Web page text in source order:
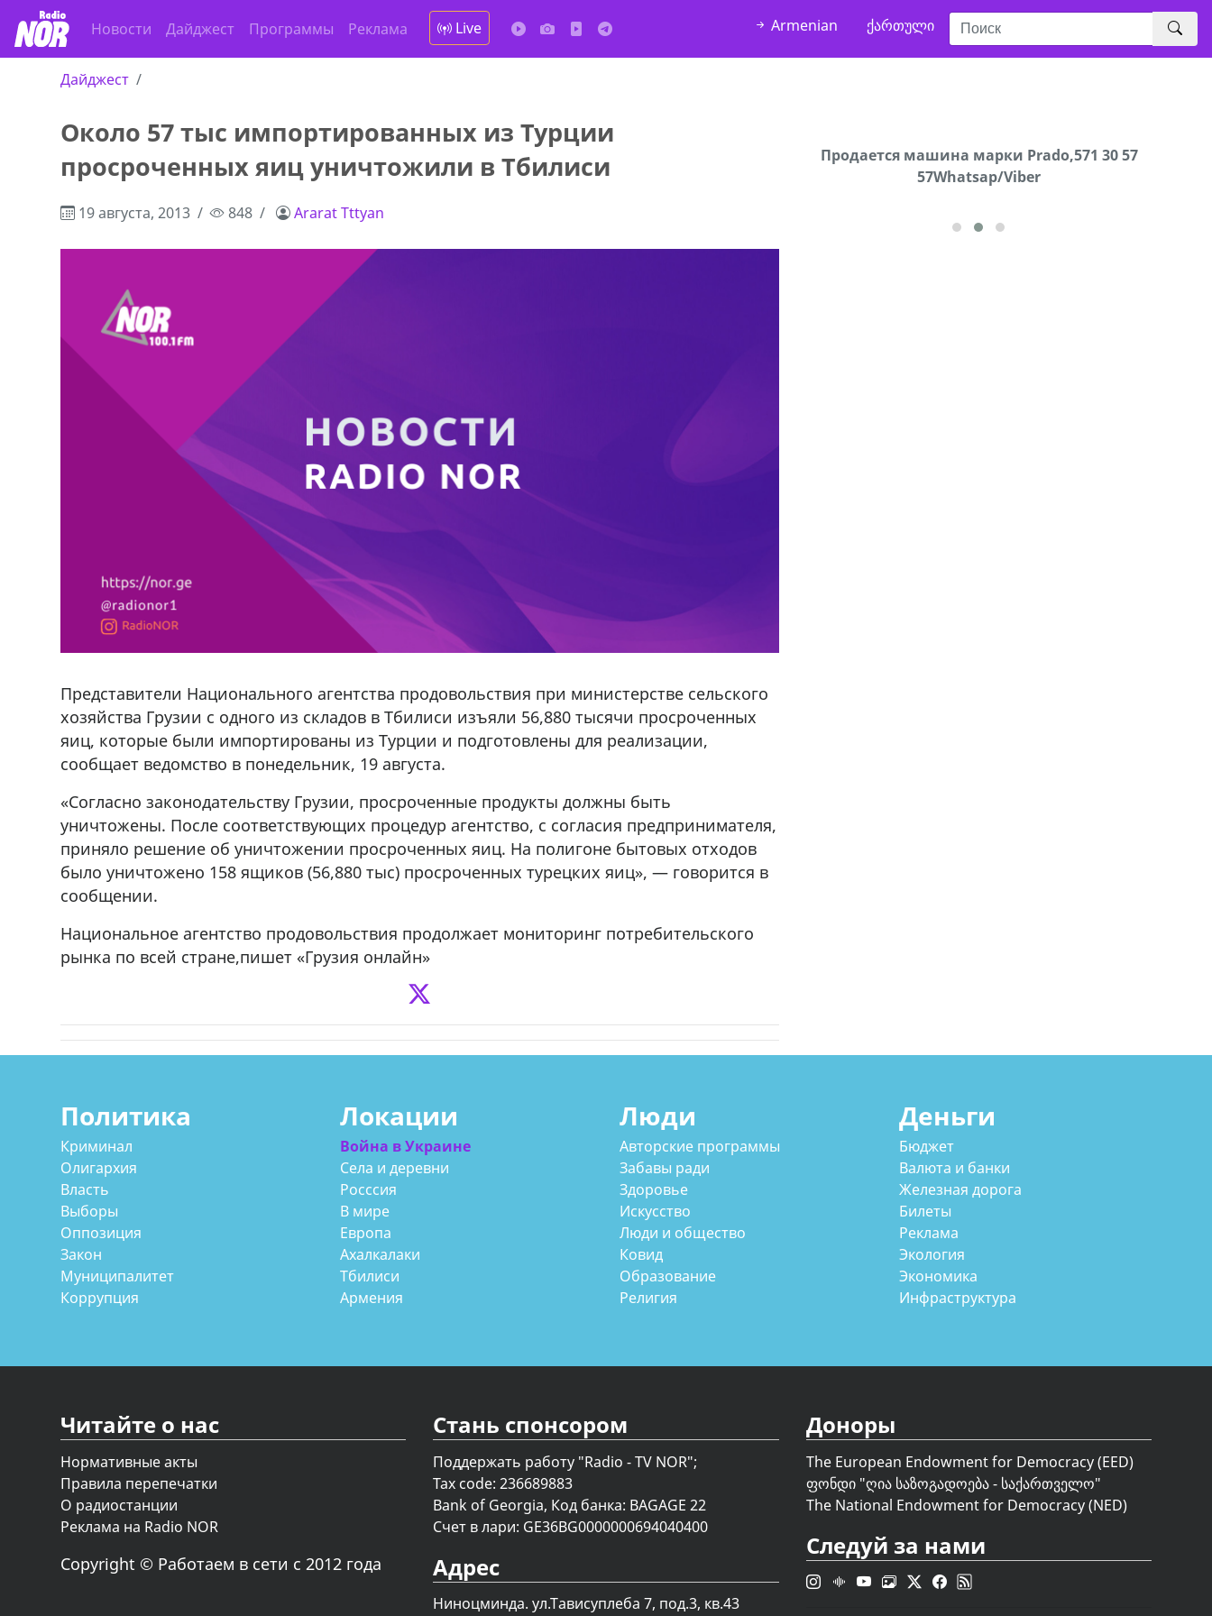
Новости Дайджест Программы Реклама Live Armenian ქართული
Дайджест
Около 57 тыс импортированных из Турции
просроченных яиц уничтожили в Тбилиси
19 августа, 2013 848 Ararat Tttyan
Представители Национального агентства продовольствия при министерстве сельского
хозяйства Грузии с одного из складов в Тбилиси изъяли 56,880 тысячи просроченных
яиц, которые были импортированы из Турции и подготовлены для реализации,
сообщает ведомство в понедельник, 19 августа.
«Согласно законодательству Грузии, просроченные продукты должны быть
уничтожены. После соответствующих процедур агентство, с согласия предпринимателя,
приняло решение об уничтожении просроченных яиц. На полигоне бытовых отходов
было уничтожено 158 ящиков (56,880 тыс) просроченных турецких яиц», — говорится в
сообщении.
Национальное агентство продовольствия продолжает мониторинг потребительского
рынка по всей стране,пишет «Грузия онлайн»
cдается в аренду дом, 571 30 57
Продается машина марки Prado,571 30 57
57Whatsap/Viber
Продаются грабли под лощадь ,+995 551 08 62
72
Политика
Криминал
Олигархия
Власть
Выборы
Оппозиция
Закон
Муниципалитет
Коррупция
Локации
Война в Украине
Села и деревни
Росссия
В мире
Европа
Ахалкалаки
Тбилиси
Армения
Люди
Авторские программы
Забавы ради
Здоровье
Искусство
Люди и общество
Ковид
Образование
Религия
Деньги
Бюджет
Валюта и банки
Железная дорога
Билеты
Реклама
Экология
Экономика
Инфраструктура
Читайте о нас
Нормативные акты
Правила перепечатки
О радиостанции
Реклама на Radio NOR
Copyright © Работаем в сети с 2012 года
Стань спонсором
Поддержать работу "Radio - TV NOR";
Tax code: 236689883
Bank of Georgia, Код банка: BAGAGE 22
Счет в лари: GE36BG0000000694040400
Адрес
Ниноцминда. ул.Тависуплеба 7, под.3, кв.43
Доноры
The European Endowment for Democracy (EED)
ფონდი "ღია საზოგადოება - საქართველო"
The National Endowment for Democracy (NED)
Следуй за нами